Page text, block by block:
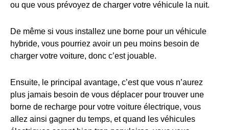
ou que vous prévoyez de charger votre véhicule la nuit.
De même si vous installez une borne pour un véhicule
hybride, vous pourriez avoir un peu moins besoin de
charger votre voiture, donc c’est jouable.
Ensuite, le principal avantage, c’est que vous n’aurez
plus jamais besoin de vous déplacer pour trouver une
borne de recharge pour votre voiture électrique, vous
allez ainsi gagner du temps, et quand les véhicules